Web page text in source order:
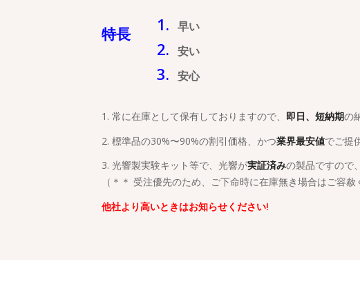
特長
早い
安い
安心
1. 常に在庫として保有しておりますので、 即日、短納期の
2. 標準品の30%〜90%の割引価格、かつ業界最安値でご提
3. 光響製実験キット等で、光響が実証済みの製品ですので
（＊＊ 受注優先のため、ご下命時に在庫無き場合はご容赦
他社より高いときはお知らせください!